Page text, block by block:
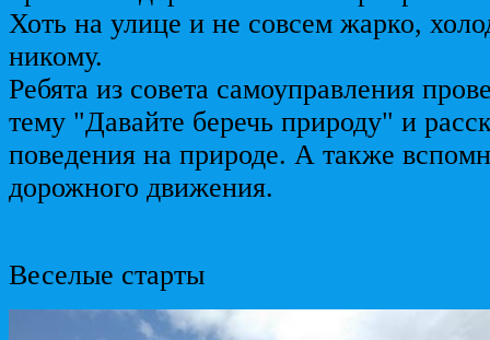
Хоть на улице и не совсем жарко,
никому.
Ребята из совета самоуправления
тему "Давайте беречь природу" и
поведения на природе. А также
дорожного движения.
Веселые старты